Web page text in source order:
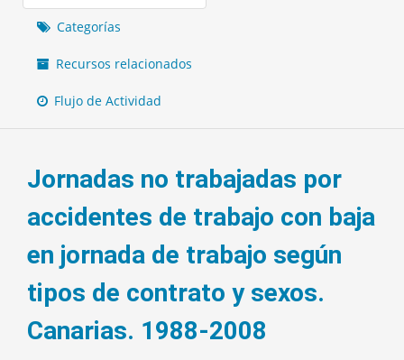
Categorías
Recursos relacionados
Flujo de Actividad
Jornadas no trabajadas por
accidentes de trabajo con baja
en jornada de trabajo según
tipos de contrato y sexos.
Canarias. 1988-2008